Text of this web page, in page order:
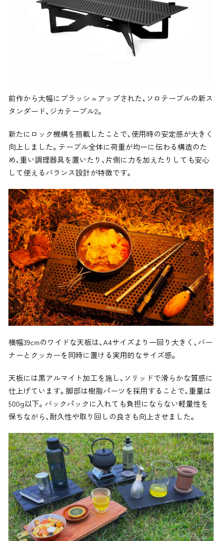
前作から大幅にブラッシュアップされた、ソロテーブルの新ス
タンダード、ジカテーブル2。
新たにロック機構を搭載したことで、使用時の安定感が大きく
向上しました。テーブル全体に荷重が均一に伝わる構造のた
め、重い調理器具を置いたり、片側に力を加えたりしても安心
して使えるバランス設計が特徴です。
横幅39cmのワイドな天板は、A4サイズより一回り大きく、バー
ナーとクッカーを同時に置ける実用的なサイズ感。
天板には黒アルマイト加工を施し、ソリッドで滑らかな質感に
仕上げています。脚部は樹脂パーツを採用することで、重量は
500g以下。バックパックに入れても負担にならない軽量性を
保ちながら、耐久性や取り回しの良さも向上させました。